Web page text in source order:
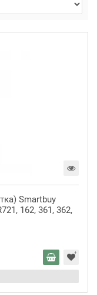
Smartbuy
162, 361, 362,